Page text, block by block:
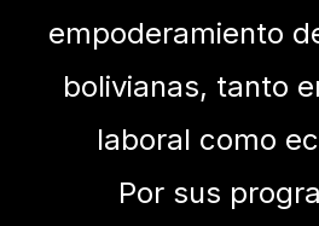
empoderamiento
bolivianas, tanto
laboral como
Por sus